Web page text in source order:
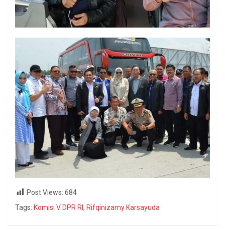
Post Views: 684
Tags: Komisi V DPR RI , Rifqinizamy Karsayuda